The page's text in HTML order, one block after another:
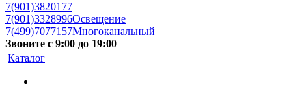
7(901)3820177
7(901)3328996Освещение
7(499)7077157Многоканальный
Звоните с 9:00 до 19:00
Каталог